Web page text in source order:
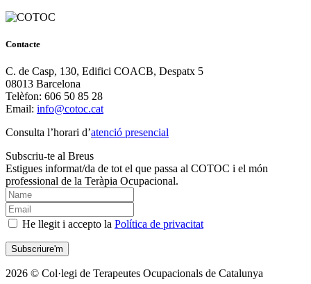
Contacte
C. de Casp, 130, Edifici COACB, Despatx 5
08013 Barcelona
Telèfon: 606 50 85 28
Email: info@cotoc.cat
Consulta l’horari d’atenció presencial
Subscriu-te al Breus
Estigues informat/da de tot el que passa al COTOC i el món
professional de la Teràpia Ocupacional.
He llegit i accepto la Política de privacitat
2026 © Col·legi de Terapeutes Ocupacionals de Catalunya